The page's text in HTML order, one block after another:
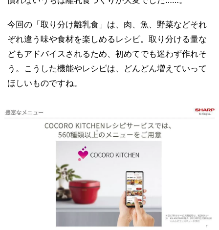
今回の「取り分け離乳食」は、肉、魚、野菜などそれ
ぞれ違う味や食材を楽しめるレシピ。取り分ける量な
どもアドバイスされるため、初めてでも迷わず作れそ
う。こうした機能やレシピは、どんどん増えていって
ほしいものですね。